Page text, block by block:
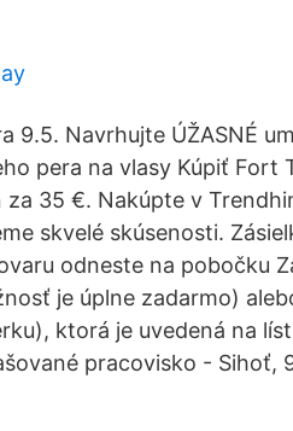
9.5. Navrhujte ÚŽASNÉ
pera na vlasy Kúpiť Fort
35 €. Nakúpte v
skvelé skúsenosti.
odneste na pobočku
je úplne zadarmo)
ktorá je uvedená na
pracovisko - Sihoť,